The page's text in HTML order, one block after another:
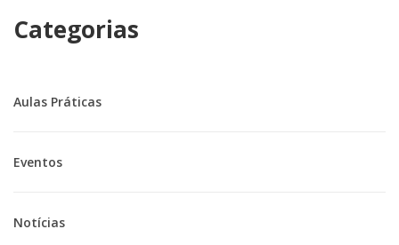
Categorias
Aulas Práticas
Eventos
Notícias